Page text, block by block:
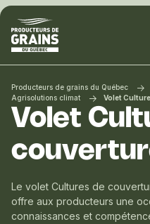
Producteurs
de
grains
du
Québec
:
PGQ
Producteurs de grains du Québec
Agrisolutions climat
Volet
Volet
Le volet Cultures de
offre aux producteurs une
connaissances et